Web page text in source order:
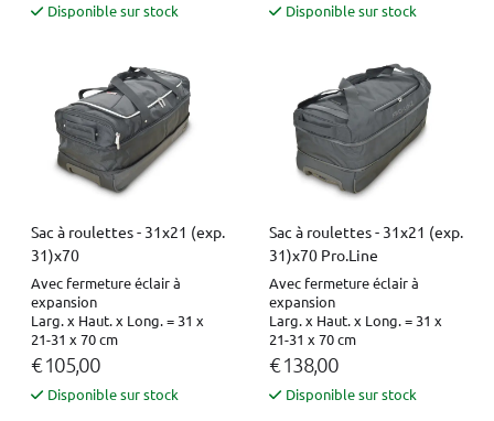
Disponible sur stock Disponible sur stock
Sac à roulettes - 31x21 (exp.
31)x70
Avec fermeture éclair à
expansion
Larg. x Haut. x Long. = 31 x
21-31 x 70 cm
€ 105,00
Disponible sur stock
Sac à roulettes - 31x21 (exp.
31)x70 Pro.Line
Avec fermeture éclair à
expansion
Larg. x Haut. x Long. = 31 x
21-31 x 70 cm
€ 138,00
Disponible sur stock